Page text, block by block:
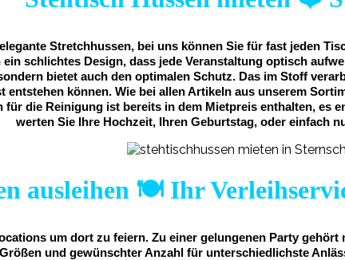
Stretchhussen, bei uns können Sie für fast jeden
schlichtes Design, dass jede Veranstaltung optisch
bietet auch den optimalen Schutz. Das im Stoff
entstehen können. Wie bei allen Artikeln aus unserem
die Reinigung ist bereits in dem Mietpreis enthalten, es
werten Sie Ihre Hochzeit, Ihren Geburtstag, oder einfach
ausleihen 🍽️ Ihr
um dort zu feiern. Zu einer gelungenen Party
und gewünschter Anzahl für unterschiedlichste